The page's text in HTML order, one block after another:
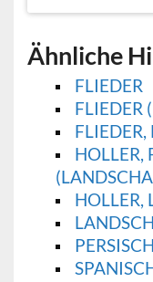
Ähnliche
FLIEDER
FLIEDER
FLIEDER,
HOLLER,
HOLLER,